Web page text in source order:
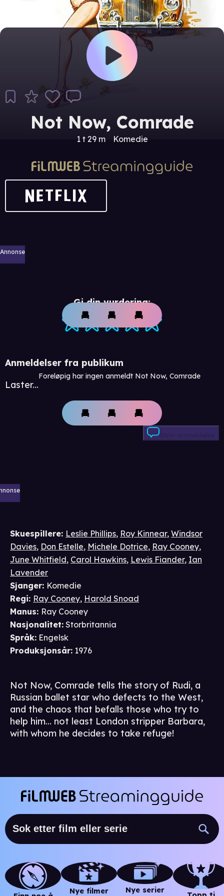
Not Now, Comrade
1 t 29 m Komedie
Annonse
Gi din vurdering:
Anmeldelser fra publikum
Laster...
Foreløpig har ingen anmeldt Not Now, Comrade
Skriv anmeldelse
Skuespillere: Leslie Phillips, Roy Kinnear, Windsor
Davies, Don Estelle, Michele Dotrice, Ray Cooney,
June Whitfield, Carol Hawkins, Lewis Fiander, Ian
Lavender
Sjanger: Komedie
Regi: Ray Cooney, Harold Snoad
Manus: Ray Cooney
Nasjonalitet: Storbritannia
Språk: Engelsk
Produksjonsår: 1976
Not Now, Comrade tells the story of Rudi, a
Russian ballet star who defects to the West,
and the chaos that befalls those who try to
help him... not least London stripper Barbara,
with whom he decides to take refuge!
Nye filmer Nye serier